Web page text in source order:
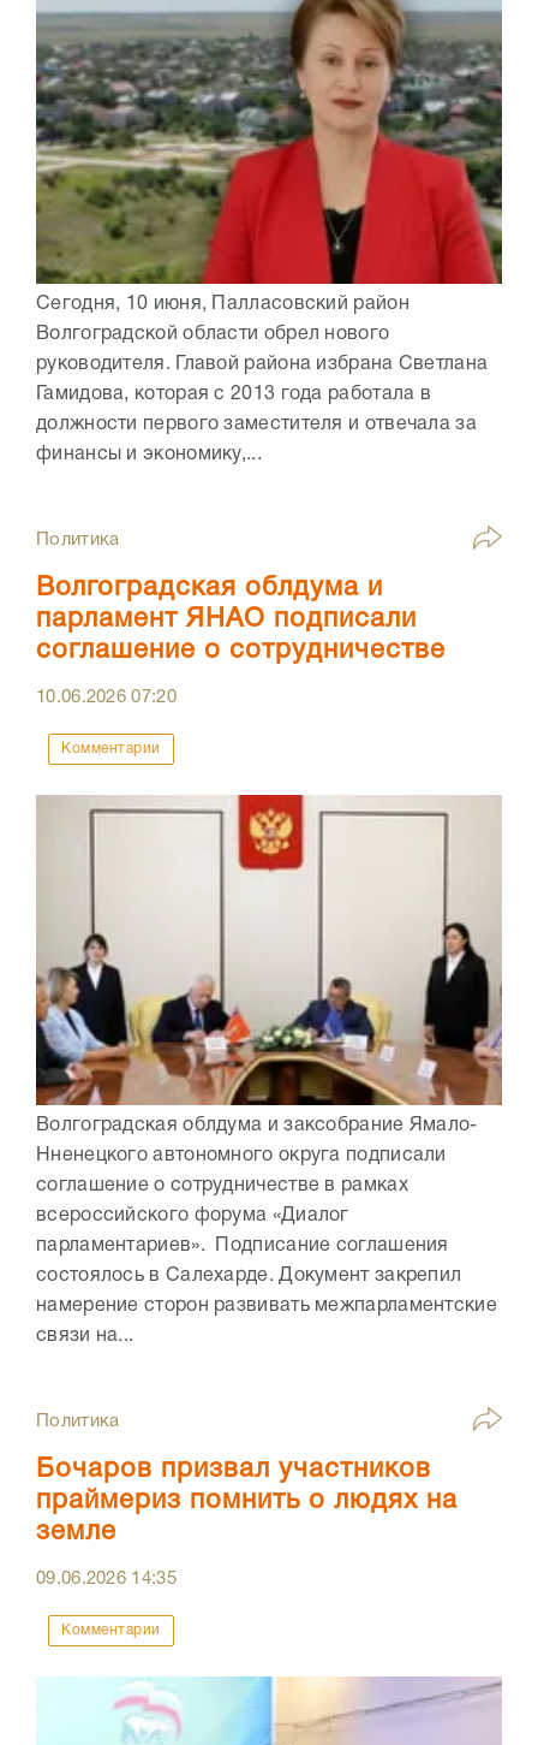
Сегодня, 10 июня, Палласовский район
Волгоградской области обрел нового
руководителя. Главой района избрана Светлана
Гамидова, которая с 2013 года работала в
должности первого заместителя и отвечала за
финансы и экономику,...
Политика
Волгоградская облдума и
парламент ЯНАО подписали
соглашение о сотрудничестве
10.06.202607:20
Комментарии
Волгоградская облдума и заксобрание Ямало-
Нненецкого автономного округа подписали
соглашение о сотрудничестве в рамках
всероссийского форума «Диалог
парламентариев». Подписание соглашения
состоялось в Салехарде. Документ закрепил
намерение сторон развивать межпарламентские
связи на...
Политика
Бочаров призвал участников
праймериз помнить о людях на
земле
09.06.2026 14:35
Комментарии